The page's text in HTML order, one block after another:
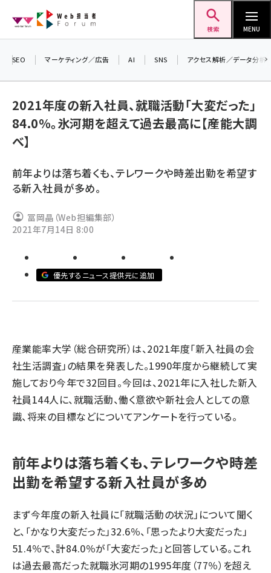
ン
検索 MENU
youtube (2444)
セミナー (2313)
meo (1279)
SEO マーケティング／広告 AI SNS アクセス解析／データ分析
2021年度の新入社員、就職活動「大変だった」
84.0％。氷河期を超えて過去最高に【産能大調
べ】
前年よりは落ち着くも、テレワークや時差出勤を希望す
る新入社員が多め。
冨岡晶（Web担編集部）
2021年7月14日 8:00
優先するニュース提供元に追加
産業能率大学（総合研究所）は、2021年度「新入社員の会
社生活調査」の結果を発表した。1990年度から継続して実
施しており今年で32回目。今回は、2021年に入社した新入
社員144人に、就職活動、働く意欲や新社会人としての意
識、将来の目標などについてアンケートを行っている。
前年よりは落ち着くも、テレワークや時差
出勤を希望する新入社員が多め
まず今年度の新入社員に「就職活動の状況」について聞く
と、「かなり大変だった」32.6％、「思ったより大変だった」
51.4％で、計84.0％が「大変だった」と回答している。これ
は過去最高だった就職氷河期の1995年度（77％）を超え
る